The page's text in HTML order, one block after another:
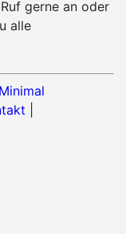
gerne an oder
alle
Minimal